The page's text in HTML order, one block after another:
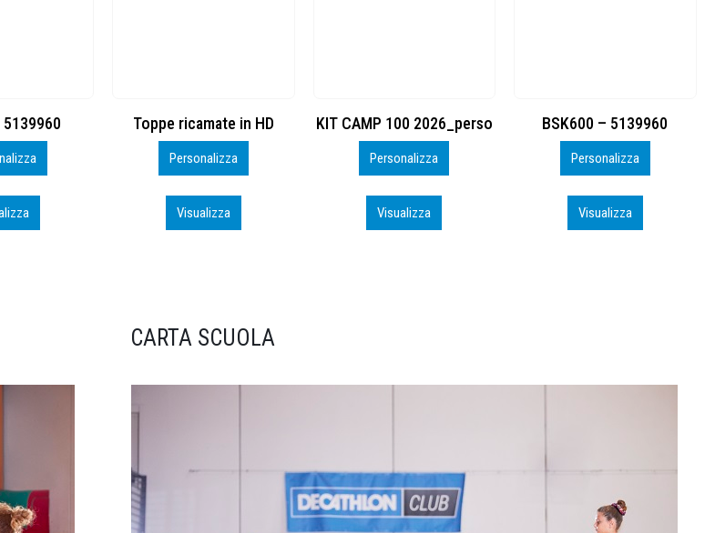
in HD KIT CAMP 100 2026_perso
Personalizza
Visualizza
BSK600 – 5139960
Personalizza
Visualizza
DTF
Personalizza
Visualizza
CARTA SCUOLA